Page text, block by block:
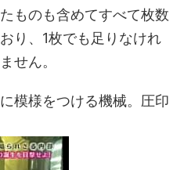
ものも含めてすべて枚数
り、1枚でも足りなけれ
せん。
模様をつける機械。圧印